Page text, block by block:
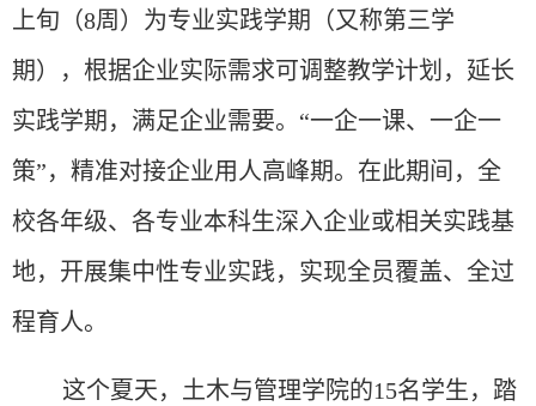
上旬（8周）为专业实践学期（又称第三学
期），根据企业实际需求可调整教学计划，延长
实践学期，满足企业需要。 “一企一课、一企一
策”，精准对接企业用人高峰期。在此期间，全
校各年级、各专业本科生深入企业或相关实践基
地，开展集中性专业实践，实现全员覆盖、全过
程育人。
这个夏天，土木与管理学院的15名学生，踏